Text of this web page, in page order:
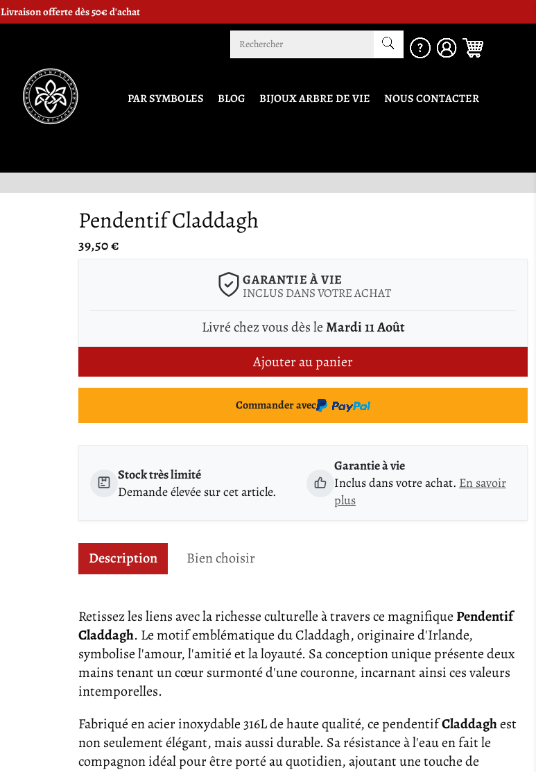
Livraison offerte dès 50€ d'achat
PAR SYMBOLES BLOG BIJOUX ARBRE DE VIE NOUS CONTACTER
Pendentif Claddagh
39,50 €
GARANTIE À VIE
INCLUS DANS VOTRE ACHAT
Livré chez vous dès leMardi 11 Août
Ajouter au panier
Commander avec
Stock très limité
Demande élevée sur cet article.
Garantie à vie
Inclus dans votre achat. En savoir
plus
Description Bien choisir
Retissez les liens avec la richesse culturelle à travers ce magnifiquePendentif
Claddagh. Le motif emblématique du Claddagh, originaire d'Irlande,
symbolise l'amour, l'amitié et la loyauté. Sa conception unique présente deux
mains tenant un cœur surmonté d'une couronne, incarnant ainsi ces valeurs
intemporelles.
Fabriqué en acier inoxydable 316L de haute qualité, ce pendentifCladdaghest
non seulement élégant, mais aussi durable. Sa résistance à l'eau en fait le
compagnon idéal pour être porté au quotidien, ajoutant une touche de